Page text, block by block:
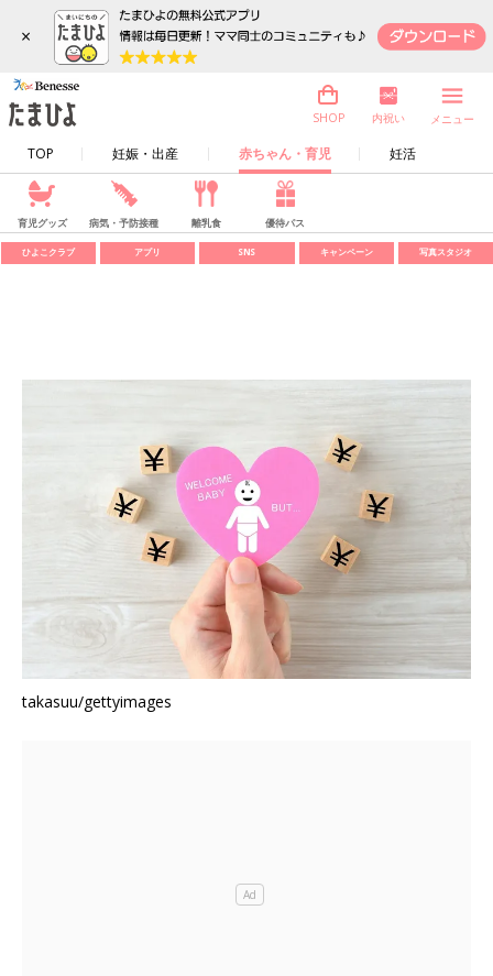
×
TOP 妊娠・出産 赤ちゃん・育児 妊活
SHOP 内祝い メニュー
育児グッズ 病気・予防接種 離乳食 優待パス
ひよこクラブ アプリ SNS キャンペーン 写真スタジオ
takasuu/gettyimages